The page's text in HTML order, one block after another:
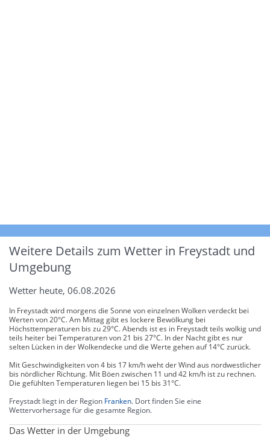
Weitere Details zum Wetter in Freystadt und
Umgebung
Wetter heute, 06.08.2026
In Freystadt wird morgens die Sonne von einzelnen Wolken verdeckt bei
Werten von 20°C. Am Mittag gibt es lockere Bewölkung bei
Höchsttemperaturen bis zu 29°C. Abends ist es in Freystadt teils wolkig und
teils heiter bei Temperaturen von 21 bis 27°C. In der Nacht gibt es nur
selten Lücken in der Wolkendecke und die Werte gehen auf 14°C zurück.
Mit Geschwindigkeiten von 4 bis 17 km/h weht der Wind aus nordwestlicher
bis nördlicher Richtung. Mit Böen zwischen 11 und 42 km/h ist zu rechnen.
Die gefühlten Temperaturen liegen bei 15 bis 31°C.
Freystadt liegt in der Region Franken. Dort finden Sie eine
Wettervorhersage für die gesamte Region.
Das Wetter in der Umgebung